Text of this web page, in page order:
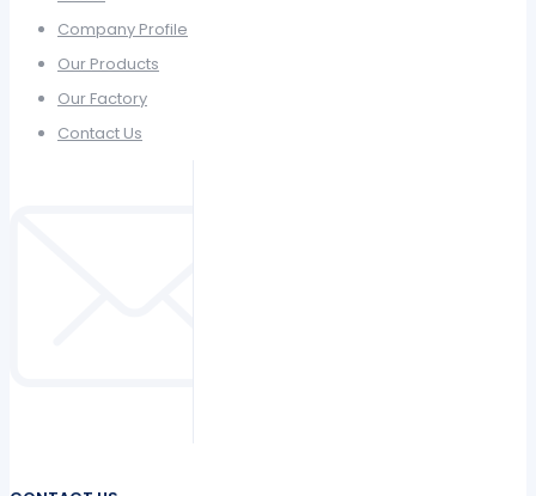
Company Profile
Our Products
Our Factory
Contact Us